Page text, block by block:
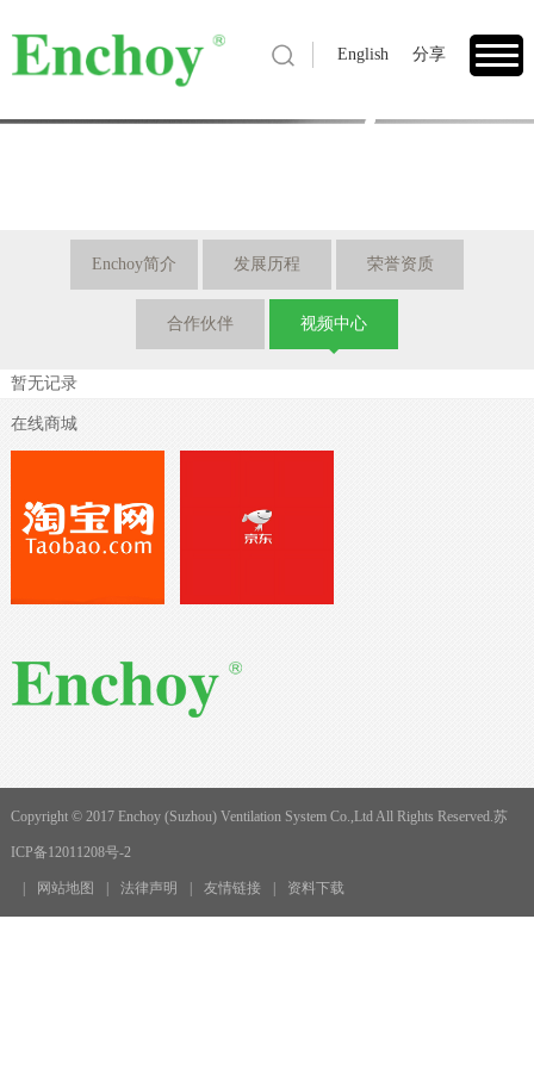
English 分享
1
Enchoy简介 发展历程 荣誉资质
合作伙伴 视频中心
暂无记录
在线商城
Copyright © 2017 Enchoy (Suzhou) Ventilation System Co.,Ltd All Rights Reserved.苏
ICP备12011208号-2
网站地图 法律声明 友情链接 资料下载